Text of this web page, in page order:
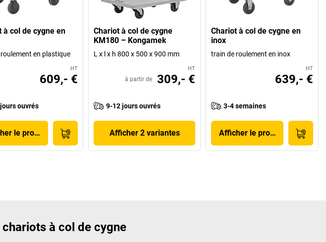
à col de cygne en
en plastique
HT
609,- €
ouvrés
le produit
Chariot à col de cygne
KM180 – Kongamek
L x l x h 800 x 500 x 900 mm
HT
à partir de 309,- €
9-12 jours ouvrés
Afficher 2 variantes
Chariot à col de cygne en
inox
train de roulement en inox
HT
639,- €
3-4 semaines
Afficher le produit
à col de cygne